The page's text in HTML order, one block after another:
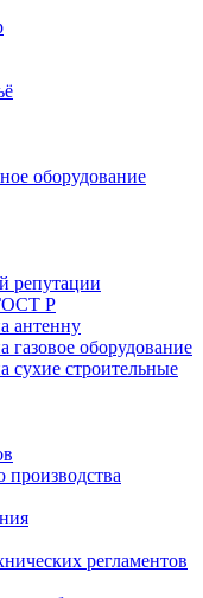
оборудование
репутации
Р
антенну
газовое оборудование
сухие строительные
регламентов